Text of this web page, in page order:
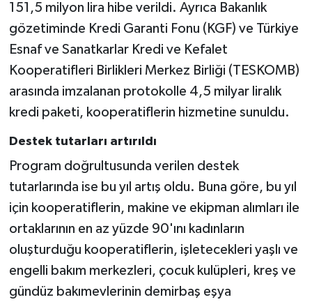
151,5 milyon lira hibe verildi. Ayrıca Bakanlık
gözetiminde Kredi Garanti Fonu (KGF) ve Türkiye
Esnaf ve Sanatkarlar Kredi ve Kefalet
Kooperatifleri Birlikleri Merkez Birliği (TESKOMB)
arasında imzalanan protokolle 4,5 milyar liralık
kredi paketi, kooperatiflerin hizmetine sunuldu.
Destek tutarları artırıldı
Program doğrultusunda verilen destek
tutarlarında ise bu yıl artış oldu. Buna göre, bu yıl
için kooperatiflerin, makine ve ekipman alımları ile
ortaklarının en az yüzde 90'ını kadınların
oluşturduğu kooperatiflerin, işletecekleri yaşlı ve
engelli bakım merkezleri, çocuk kulüpleri, kreş ve
gündüz bakımevlerinin demirbaş eşya